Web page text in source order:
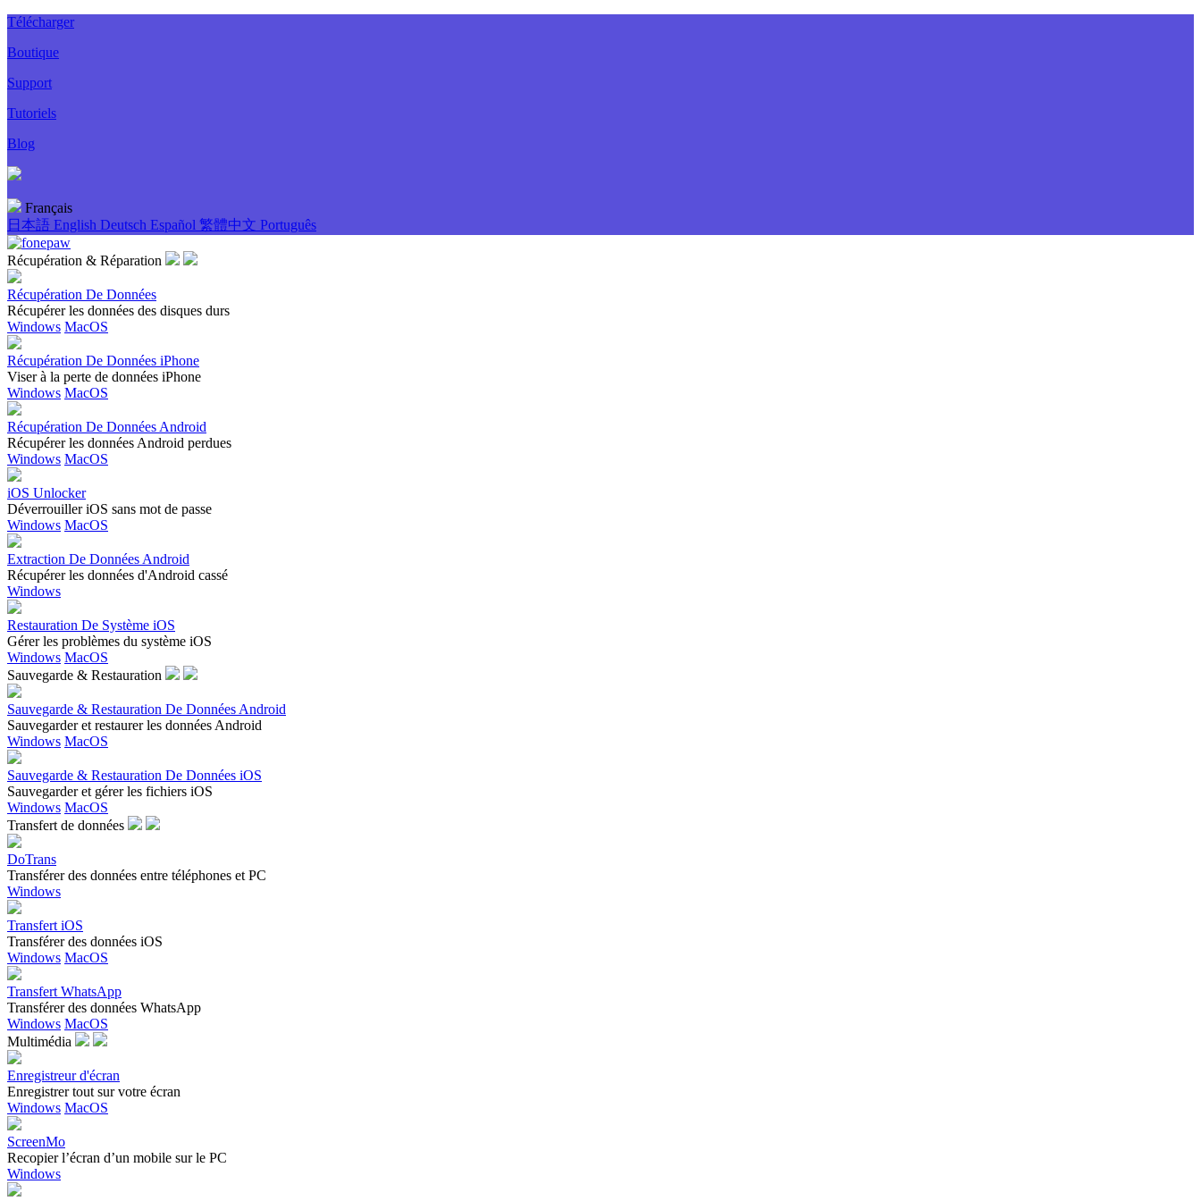
Télécharger
Boutique
Support
Tutoriels
Blog
Français
日本語 English Deutsch Español 繁體中文 Português
Récupération & Réparation
Récupération De Données
Récupérer les données des disques durs
Windows MacOS
Récupération De Données iPhone
Viser à la perte de données iPhone
Windows MacOS
Récupération De Données Android
Récupérer les données Android perdues
Windows MacOS
iOS Unlocker
Déverrouiller iOS sans mot de passe
Windows MacOS
Extraction De Données Android
Récupérer les données d'Android cassé
Windows
Restauration De Système iOS
Gérer les problèmes du système iOS
Windows MacOS
Sauvegarde & Restauration
Sauvegarde & Restauration De Données Android
Sauvegarder et restaurer les données Android
Windows MacOS
Sauvegarde & Restauration De Données iOS
Sauvegarder et gérer les fichiers iOS
Windows MacOS
Transfert de données
DoTrans
Transférer des données entre téléphones et PC
Windows
Transfert iOS
Transférer des données iOS
Windows MacOS
Transfert WhatsApp
Transférer des données WhatsApp
Windows MacOS
Multimédia
Enregistreur d'écran
Enregistrer tout sur votre écran
Windows MacOS
ScreenMo
Recopier l’écran d’un mobile sur le PC
Windows